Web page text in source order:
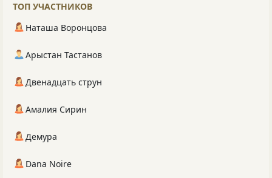
ТОП УЧАСТНИКОВ
Наташа Воронцова
Арыстан Тастанов
Двенадцать струн
Амалия Сирин
Демура
Dana Noire